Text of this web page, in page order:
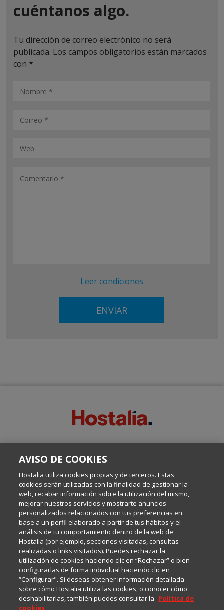
cuéntanos algo.
Tu dirección de correo electrónico no será
publicada. Los campos obligatorios están marcados
con *
Leer condiciones
Escrito por el equipo de Comunicación de Hostalia, dirigido por
Internet y Tecnología.
Política de privacidad
Política de cookies
Aviso legal
AVISO DE COOKIES
Hostalia utiliza cookies propias y de terceros. Estas
cookies serán utilizadas con la finalidad de gestionar la
web, recabar información sobre la utilización del mismo,
mejorar nuestros servicios y mostrarte anuncios
personalizados relacionados con tus preferencias en
base a un perfil elaborado a partir de tus hábitos y el
análisis de tu comportamiento dentro de la web de
Hostalia (por ejemplo, secciones visitadas, consultas
realizadas o links visitados). Puedes rechazar la
utilización de cookies haciendo clic en “Rechazar” o bien
configurarlas de forma individual haciendo clic en
“Configurar". Si deseas obtener información detallada
sobre cómo Hostalia utiliza las cookies, o conocer cómo
deshabilitarlas, también puedes consultar la Política de
cookies